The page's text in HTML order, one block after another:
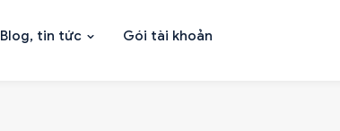
Blog, tin tức Gói tài khoản